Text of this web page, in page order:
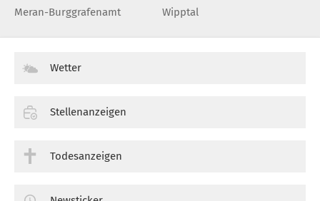
Meran-Burggrafenamt
Wipptal
Wetter
Stellenanzeigen
Todesanzeigen